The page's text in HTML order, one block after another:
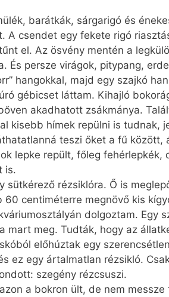
barátkák, sárgarigó és
A csendet egy fekete rigó
el. Az ösvény mentén a
És persze virágok, pitypang,
hangokkal, majd egy szajkó
gébicset láttam. Kihajló
akadhatott zsákmánya.
kisebb hímek repülni is tudnak,
teszi őket a fű között,
lepke repült, főleg
is.
sütkérező rézsiklóra. Ő is
centiméterre megnövő kis
dolgoztam. Egy
mart meg. Tudták, hogy az
előhúztak egy
ez egy ártalmatlan rézsikló.
szegény rézcsuszi.
a bokron ült, de nem